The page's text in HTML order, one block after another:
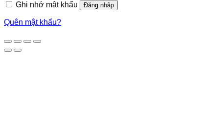
Ghi nhớ mật khẩu
Đăng nhập
Quên mật khẩu?